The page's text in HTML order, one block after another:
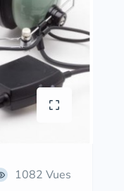
1082 Vues